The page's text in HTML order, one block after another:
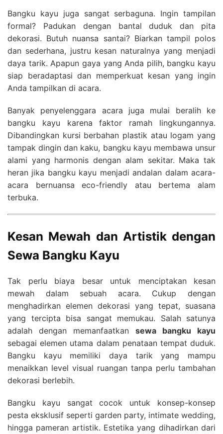
Bangku kayu juga sangat serbaguna. Ingin tampilan
formal? Padukan dengan bantal duduk dan pita
dekorasi. Butuh nuansa santai? Biarkan tampil polos
dan sederhana, justru kesan naturalnya yang menjadi
daya tarik. Apapun gaya yang Anda pilih, bangku kayu
siap beradaptasi dan memperkuat kesan yang ingin
Anda tampilkan di acara.
Banyak penyelenggara acara juga mulai beralih ke
bangku kayu karena faktor ramah lingkungannya.
Dibandingkan kursi berbahan plastik atau logam yang
tampak dingin dan kaku, bangku kayu membawa unsur
alami yang harmonis dengan alam sekitar. Maka tak
heran jika bangku kayu menjadi andalan dalam acara-
acara bernuansa eco-friendly atau bertema alam
terbuka.
Kesan Mewah dan Artistik dengan
Sewa Bangku Kayu
Tak perlu biaya besar untuk menciptakan kesan
mewah dalam sebuah acara. Cukup dengan
menghadirkan elemen dekorasi yang tepat, suasana
yang tercipta bisa sangat memukau. Salah satunya
adalah dengan memanfaatkan sewa bangku kayu
sebagai elemen utama dalam penataan tempat duduk.
Bangku kayu memiliki daya tarik yang mampu
menaikkan level visual ruangan tanpa perlu tambahan
dekorasi berlebih.
Bangku kayu sangat cocok untuk konsep-konsep
pesta eksklusif seperti garden party, intimate wedding,
hingga pameran artistik. Estetika yang dihadirkan dari